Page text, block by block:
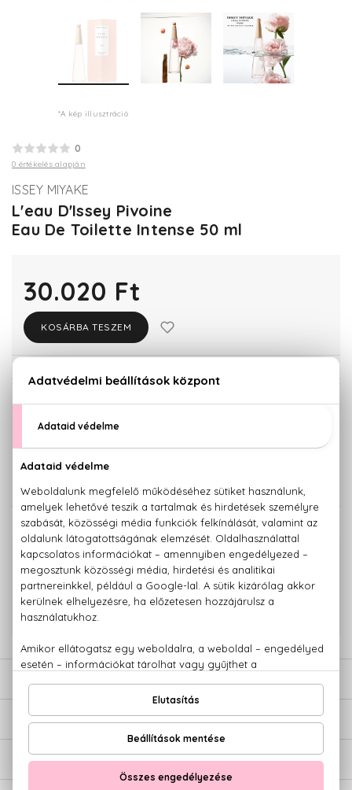
*A kép illusztráció
0
0 értékelés alapján
ISSEY MIYAKE
L'eau D'Issey Pivoine
Eau De Toilette Intense 50 ml
30.020 Ft
KOSÁRBA TESZEM
KISZERELÉS KIVÁLASZTÁSA
KAPCSOLÓDÓ TERMÉKEK
100% eredeti termékek,14 napos visszaküldési garanciával
Kérdésed van, elakadtál? Hívd ügyfélszolgálatunkat: +36 20
779 1926
ÉRTÉKELÉSEK (0)
SZÁLLÍTÁS